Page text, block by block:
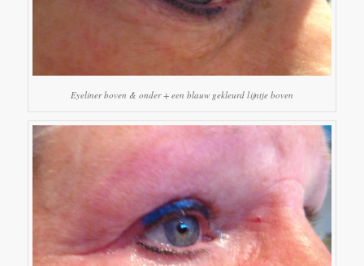
Eyeliner boven & onder + een blauw gekleurd lijntje boven